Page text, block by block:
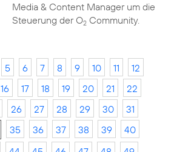
Media & Content Manager um die
Steuerung der O2Community.
5 6 7 8 9 10 11
12
16 17 18 19 20 21
22
26 27 28 29 30
31
35 36 37 38 39
40